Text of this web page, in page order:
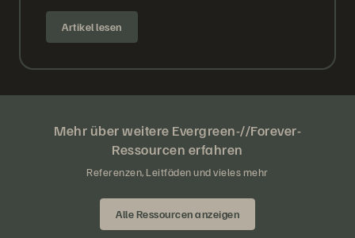
Artikel lesen
Mehr über weitere Evergreen-//Forever-
Ressourcen erfahren
Referenzen, Leitfäden und vieles mehr
Alle Ressourcen anzeigen